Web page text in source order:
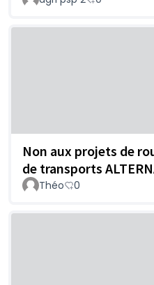
Non aux projets de
de transports
Théo 0